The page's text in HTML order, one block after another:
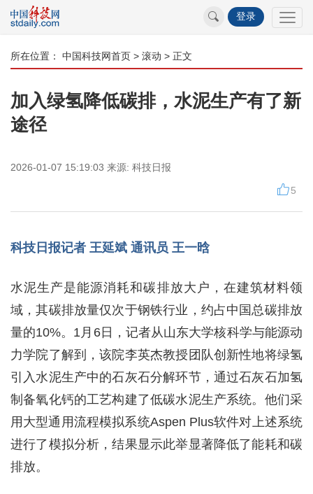
登录
所在位置： 中国科技网首页 > 滚动 > 正文
加入绿氢降低碳排，水泥生产有了新
途径
2026-01-07 15:19:03 来源: 科技日报
5
科技日报记者 王延斌 通讯员 王一晗
水泥生产是能源消耗和碳排放大户，在建筑材料领
域，其碳排放量仅次于钢铁行业，约占中国总碳排放
量的10%。1月6日，记者从山东大学核科学与能源动
力学院了解到，该院李英杰教授团队创新性地将绿氢
引入水泥生产中的石灰石分解环节，通过石灰石加氢
制备氧化钙的工艺构建了低碳水泥生产系统。他们采
用大型通用流程模拟系统Aspen Plus软件对上述系统
进行了模拟分析，结果显示此举显著降低了能耗和碳
排放。